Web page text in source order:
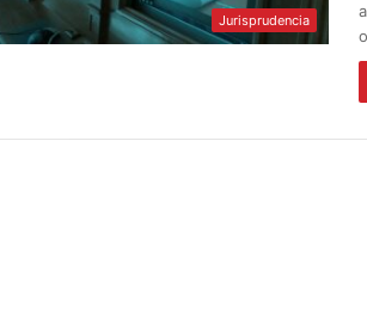
Jurisprudencia